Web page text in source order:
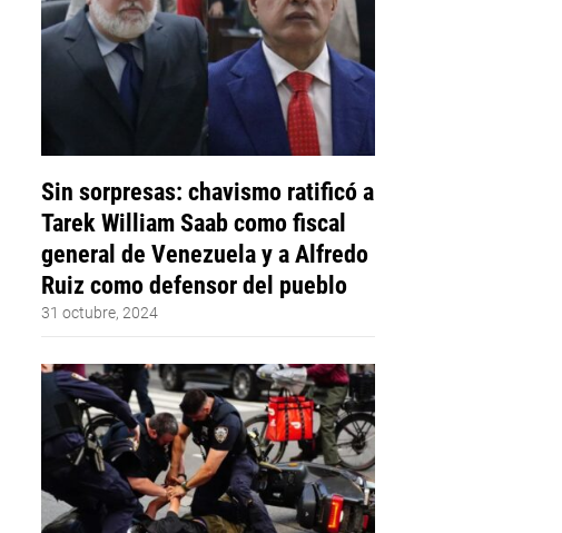
Sin sorpresas: chavismo ratificó a
Tarek William Saab como fiscal
general de Venezuela y a Alfredo
Ruiz como defensor del pueblo
31 octubre, 2024